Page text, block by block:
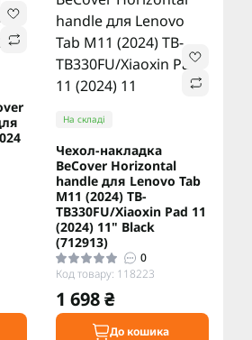
На складі
Чeхол-накладка
BeCover Horizontal
handle для Lenovo Tab
M11 (2024) TB-
TB330FU/Xiaoxin Pad 11
(2024) 11" Black
(712913)
0
Код товару: 118223
1 698 ₴
До кошика